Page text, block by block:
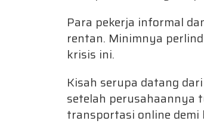
Para pekerja informal
rentan. Minimnya
krisis ini.
Kisah serupa datang
setelah perusahaannya
transportasi online demi